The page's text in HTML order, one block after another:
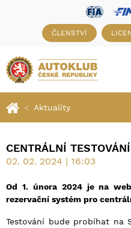
ČLENSTVÍ
Aktuality
CENTRÁLNÍ
02. 02. 2024 | 16:03
Od 1. února 2024 je na
rezervační systém pro
Testování bude probíhat na